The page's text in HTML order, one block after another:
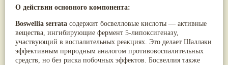
О действии основного компонента:
Boswellia serrata содержит босвелловые кислоты — активные
вещества, ингибирующие фермент 5-липоксигеназу,
участвующий в воспалительных реакциях. Это делает Шаллаки
эффективным природным аналогом противовоспалительных
средств, но без риска побочных эффектов. Босвеллия также
Вишня гималайская(9)
Мурва(9)
Птерокарпус мешковидный(9)
Юстиция сосудистая/Васака(9)
Жасмин(8)
Каранджа(8)